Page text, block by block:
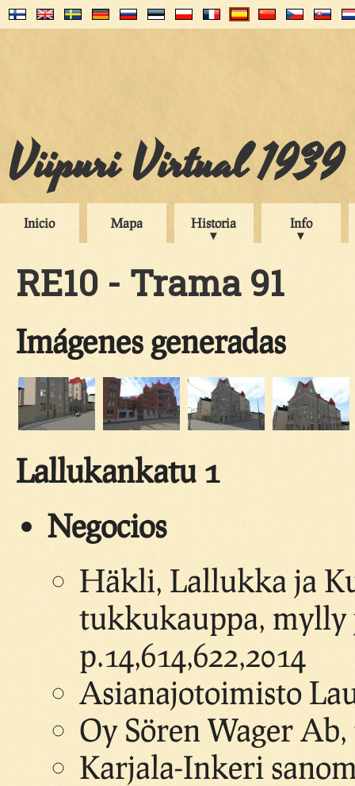
Viipuri Virtual 1939
Inicio Mapa Historia Info
RE10 - Trama 91
Imágenes generadas
Lallukankatu 1
Negocios
Häkli, Lallukka ja
tukkukauppa, mylly
p.14,614,622,2014
Asianajotoimisto
Oy Sören Wager
Karjala-Inkeri